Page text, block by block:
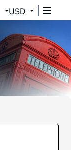
USD